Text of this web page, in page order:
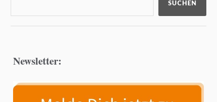
SUCHEN
Newsletter: